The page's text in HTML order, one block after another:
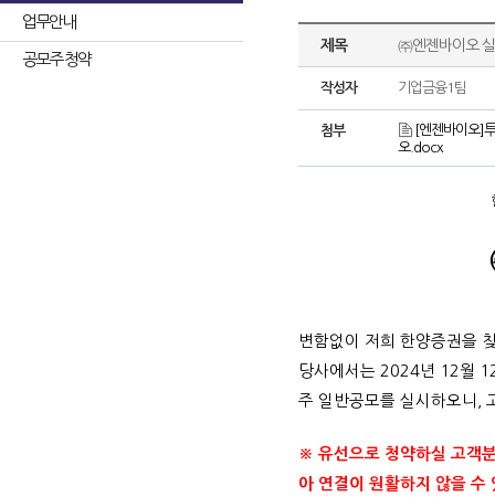
업무안내
공모주 청약
제목 ㈜엔젠바이오
작성자 기업금융1팀
첨부
[엔젠바이오]
오.docx
변함없이 저희 한양증권을
당사에서는 2024년 12 월
주 일반공모를 실시하오니
※ 유선으로 청약하실 고객
아 연결이 원활하지 않을 수